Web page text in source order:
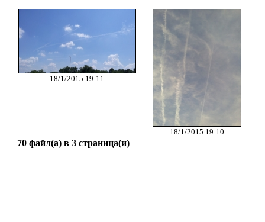
18/1/2015 19:11
18/1/2015 19:10
70 файл(а) в 3 страница(и)